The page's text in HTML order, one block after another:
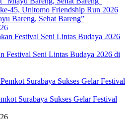
45, Unitomo Friendship Run 2026
Bareng, Sehat Bareng”
Festival Seni Lintas Budaya 2026 di
Surabaya Sukses Gelar Festival